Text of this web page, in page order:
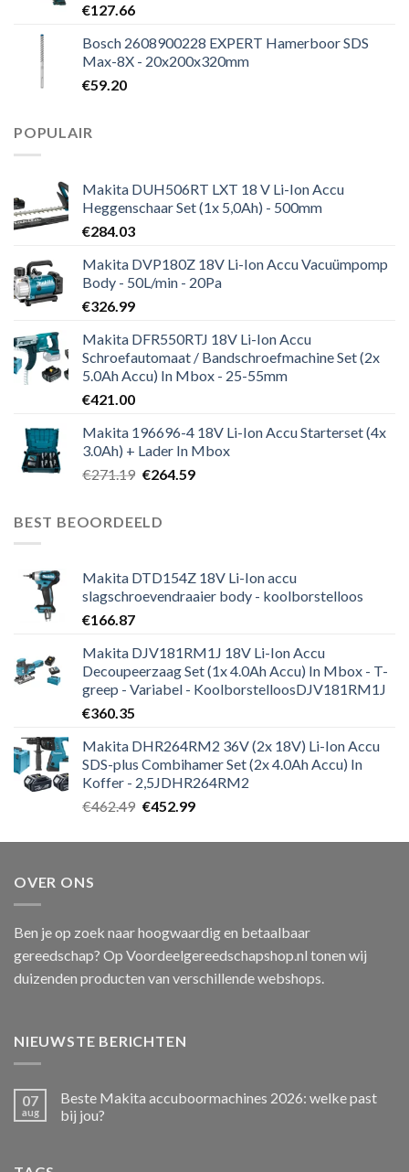
€127.66
Bosch 2608900228 EXPERT Hamerboor SDS
Max-8X - 20x200x320mm
€59.20
POPULAIR
Makita DUH506RT LXT 18 V Li-Ion Accu
Heggenschaar Set (1x 5,0Ah) - 500mm
€284.03
Makita DVP180Z 18V Li-Ion Accu Vacuümpomp
Body - 50L/min - 20Pa
€326.99
Makita DFR550RTJ 18V Li-Ion Accu
Schroefautomaat / Bandschroefmachine Set (2x
5.0Ah Accu) In Mbox - 25-55mm
€421.00
Makita 196696-4 18V Li-Ion Accu Starterset (4x
3.0Ah) + Lader In Mbox
€271.19 Oorspronkelijke
€271.19.
€264.59Huidige
BEST BEOORDEELD
Makita DTD154Z 18V Li-Ion accu
slagschroevendraaier body - koolborstelloos
€166.87
Makita DJV181RM1J 18V Li-Ion Accu
Decoupeerzaag Set (1x 4.0Ah Accu) In Mbox - T-
greep - Variabel - KoolborstelloosDJV181RM1J
€360.35
Makita DHR264RM2 36V (2x 18V) Li-Ion Accu
SDS-plus Combihamer Set (2x 4.0Ah Accu) In
Koffer - 2,5JDHR264RM2
€462.49 Oorspronkelijke
was:
€452.99Huidige
is:
OVER ONS
Ben je op zoek naar hoogwaardig en betaalbaar
gereedschap? Op Voordeelgereedschapshop.nl tonen wij
duizenden producten van verschillende webshops.
NIEUWSTE BERICHTEN
07
aug
Beste Makita accuboormachines 2026: welke past
bij jou?